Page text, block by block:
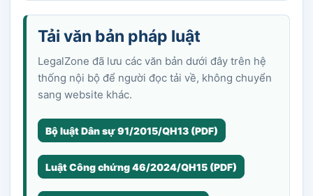
Tải văn bản pháp luật
LegalZone đã lưu các văn bản dưới đây trên hệ
thống nội bộ để người đọc tải về, không chuyển
sang website khác.
Bộ luật Dân sự 91/2015/QH13 (PDF)
Luật Công chứng 46/2024/QH15 (PDF)